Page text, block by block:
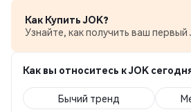
Как Купить JOK?
Узнайте, как получить ваш первый
Как вы относитесь к JOK
Бычий тренд